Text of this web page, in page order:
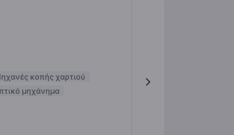
κοπής χαρτιού
μηχάνημα